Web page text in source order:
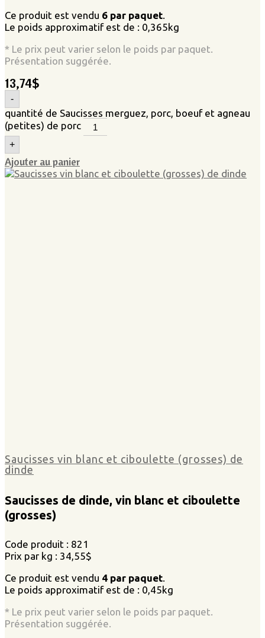
Ce produit est vendu 6 par paquet.
Le poids approximatif est de : 0,365kg
* Le prix peut varier selon le poids par paquet.
Présentation suggérée.
13,74$
-
quantité de Saucisses merguez, porc, boeuf et agneau
(petites) de porc
+
Ajouter au panier
Saucisses vin blanc et ciboulette (grosses) de
dinde
Saucisses de dinde, vin blanc et ciboulette
(grosses)
Code produit : 821
Prix par kg : 34,55$
Ce produit est vendu 4 par paquet.
Le poids approximatif est de : 0,45kg
* Le prix peut varier selon le poids par paquet.
Présentation suggérée.